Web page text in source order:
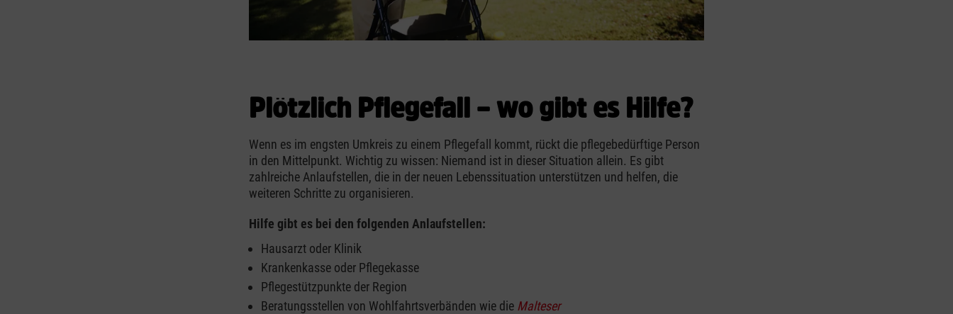
Plötzlich Pflegefall – wo gibt es Hilfe?
Wenn es im engsten Umkreis zu einem Pflegefall kommt, rückt die pflegebedürftige Person
in den Mittelpunkt. Wichtig zu wissen: Niemand ist in dieser Situation allein. Es gibt
zahlreiche Anlaufstellen, die in der neuen Lebenssituation unterstützen und helfen, die
weiteren Schritte zu organisieren.
Hilfe gibt es bei den folgenden Anlaufstellen:
Hausarzt oder Klinik
Krankenkasse oder Pflegekasse
Pflegestützpunkte der Region
Beratungsstellen von Wohlfahrtsverbänden wie die Malteser